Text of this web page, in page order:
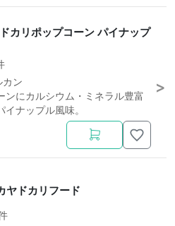
カリポップコーン パイナップ
カン
ンにカルシウム・ミネラル豊富
ナップル風味。
ヤドカリフード